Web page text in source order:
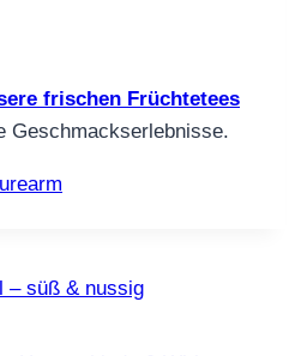
frischen Früchtetees
Geschmackserlebnisse.
– süß & nussig